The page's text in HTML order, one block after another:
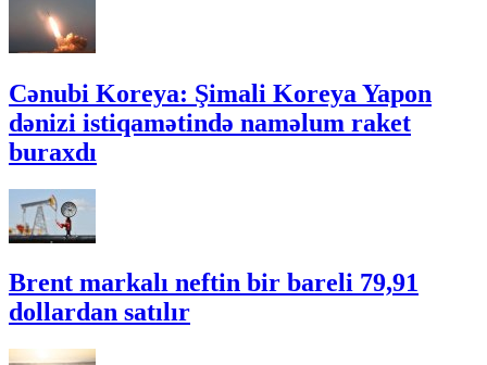
Cənubi Koreya: Şimali Koreya Yapon
dənizi istiqamətində naməlum raket
buraxdı
Brent markalı neftin bir bareli 79,91
dollardan satılır